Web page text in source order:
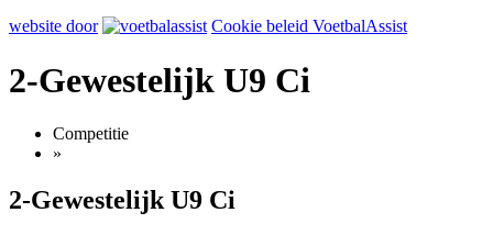
website door
Cookie beleid VoetbalAssist
2-Gewestelijk U9 Ci
Competitie
»
2-Gewestelijk U9 Ci